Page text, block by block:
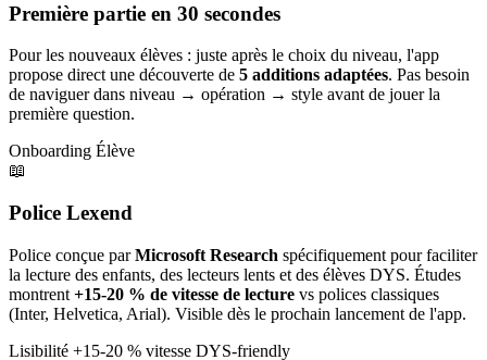
Première partie en 30 secondes
Pour les nouveaux élèves : juste après le choix du niveau, l'app
propose direct une découverte de 5 additions adaptées. Pas besoin
de naviguer dans niveau → opération → style avant de jouer la
première question.
Onboarding Élève
📖
Police Lexend
Police conçue parMicrosoft Research spécifiquement pour faciliter
la lecture des enfants, des lecteurs lents et des élèves DYS. Études
montrent +15-20 % de vitesse de lecture vs polices classiques
(Inter, Helvetica, Arial). Visible dès le prochain lancement de l'app.
Lisibilité +15-20 % vitesse DYS-friendly